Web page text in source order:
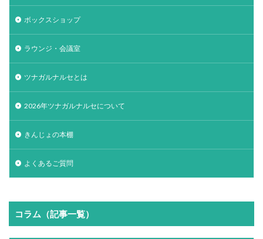
ボックスショップ
ラウンジ・会議室
ツナガルナルセとは
2026年ツナガルナルセについて
きんじょの本棚
よくあるご質問
コラム（記事一覧）